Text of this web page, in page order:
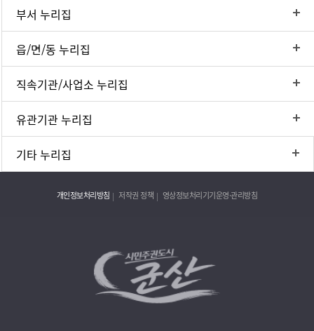
부서 누리집
읍/면/동 누리집
직속기관/사업소 누리집
유관기관 누리집
기타 누리집
개인정보처리방침 저작권 정책 영상정보처리기기운영·관리방침